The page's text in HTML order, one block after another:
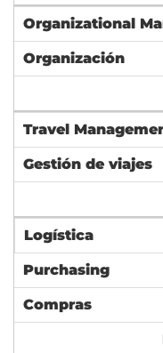
Organizational
Organización
Travel
Gestión de viajes
Logística
Purchasing
Compras